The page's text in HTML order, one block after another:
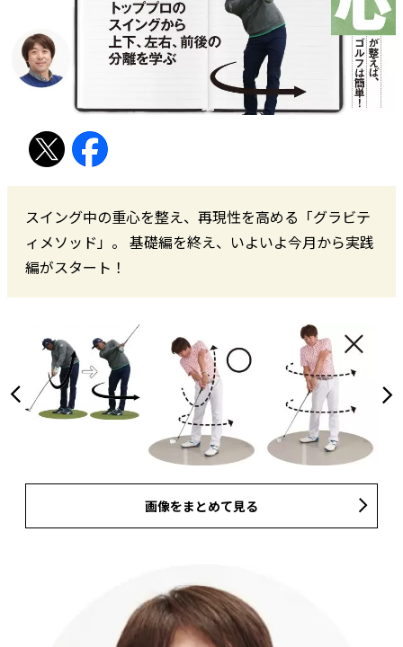
スイング中の重心を整え、再現性を高める「グラビテ
ィメソッド」。 基礎編を終え、いよいよ今月から実践
編がスタート！
画像をまとめて見る